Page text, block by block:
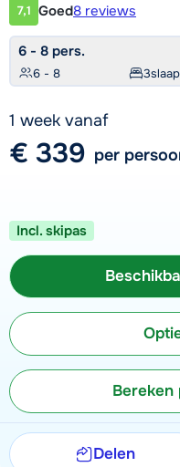
Klantwaardering
7,1 Goed8 reviews
6 - 8 pers.
6 - 8 3
1 week vanaf
€ 339 per
Incl. skipas
Bereken
Delen